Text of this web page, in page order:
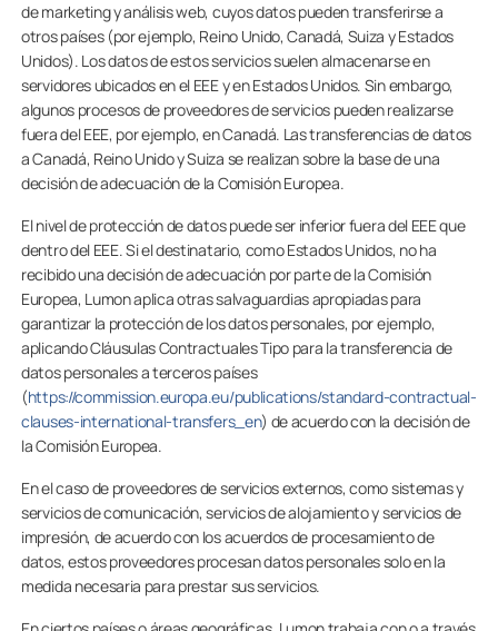
de marketing y análisis web, cuyos datos pueden transferirse a
otros países (por ejemplo, Reino Unido, Canadá, Suiza y Estados
Unidos). Los datos de estos servicios suelen almacenarse en
servidores ubicados en el EEE y en Estados Unidos. Sin embargo,
algunos procesos de proveedores de servicios pueden realizarse
fuera del EEE, por ejemplo, en Canadá. Las transferencias de datos
a Canadá, Reino Unido y Suiza se realizan sobre la base de una
decisión de adecuación de la Comisión Europea.
El nivel de protección de datos puede ser inferior fuera del EEE que
dentro del EEE. Si el destinatario, como Estados Unidos, no ha
recibido una decisión de adecuación por parte de la Comisión
Europea, Lumon aplica otras salvaguardias apropiadas para
garantizar la protección de los datos personales, por ejemplo,
aplicando Cláusulas Contractuales Tipo para la transferencia de
datos personales a terceros países
(https://commission.europa.eu/publications/standard-contractual-
clauses-international-transfers_en) de acuerdo con la decisión de
la Comisión Europea.
En el caso de proveedores de servicios externos, como sistemas y
servicios de comunicación, servicios de alojamiento y servicios de
impresión, de acuerdo con los acuerdos de procesamiento de
datos, estos proveedores procesan datos personales solo en la
medida necesaria para prestar sus servicios.